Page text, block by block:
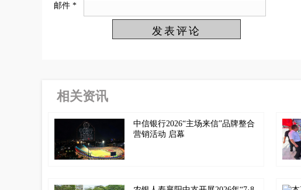
邮件 *
相关资讯
中信银行2026“主场来信”品牌整合
营销活动 启幕